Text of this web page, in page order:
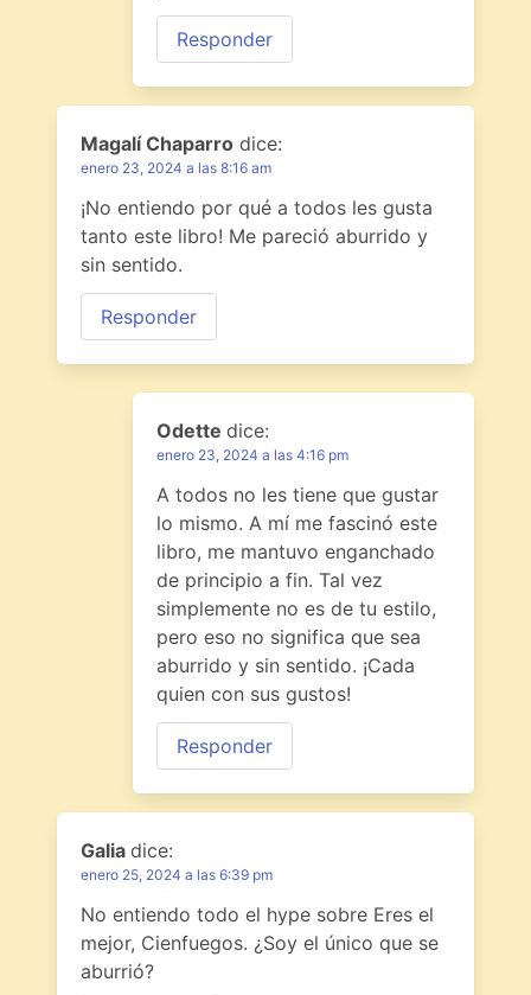
Responder
Magalí Chaparro dice:
enero 23, 2024 a las 8:16 am
¡No entiendo por qué a todos les gusta
tanto este libro! Me pareció aburrido y
sin sentido.
Responder
Odette dice:
enero 23, 2024 a las 4:16 pm
A todos no les tiene que gustar
lo mismo. A mí me fascinó este
libro, me mantuvo enganchado
de principio a fin. Tal vez
simplemente no es de tu estilo,
pero eso no significa que sea
aburrido y sin sentido. ¡Cada
quien con sus gustos!
Responder
Galia dice:
enero 25, 2024 a las 6:39 pm
No entiendo todo el hype sobre Eres el
mejor, Cienfuegos. ¿Soy el único que se
aburrió?